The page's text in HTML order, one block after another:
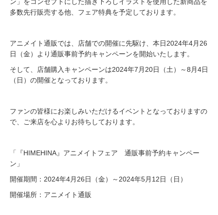
多数先行販売する他、フェア特典を予定しております。
アニメイト通販では、店舗での開催に先駆け、本日2024年4月26
日（金）より通販事前予約キャンペーンを開始いたします。
そして、店舗購入キャンペーンは2024年7月20日（土）～8月4日
（日）の開催となっております。
ファンの皆様にお楽しみいただけるイベントとなっておりますの
で、ご来店を心よりお待ちしております。
「『HIMEHINA』アニメイトフェア 通販事前予約キャンペー
ン」
開催期間：2024年4月26日（金）～2024年5月12日（日）
開催場所：アニメイト通販